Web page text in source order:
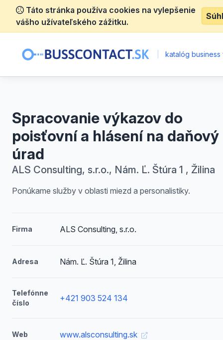
Táto stránka používa cookies na vylepšenie
vášho užívateľského zážitku.
katalóg business
Spracovanie výkazov do
poisťovní a hlásení na daňový
úrad
ALS Consulting, s.r.o., Nám. Ľ. Štúra 1 , Žilina
Ponúkame služby v oblasti miezd a personalistiky.
Firma ALS Consulting, s.r.o.
Adresa Nám. Ľ. Štúra 1, Žilina
Telefónne
číslo
+421 903 524 134
Web www.alsconsulting.sk